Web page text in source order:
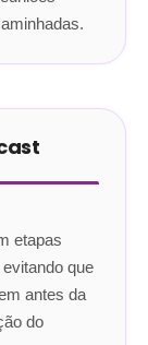
etapas
que
antes da
do